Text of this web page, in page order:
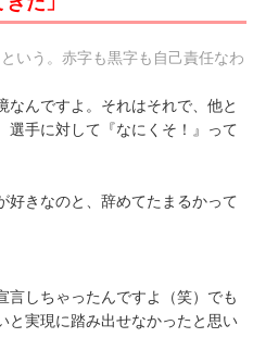
いう。赤字も黒字も自己責任なわ
んですよ。それはそれで、他と
選手に対して『なにくそ！』って
好きなのと、辞めてたまるかって
言しちゃったんですよ（笑）でも
と実現に踏み出せなかったと思い